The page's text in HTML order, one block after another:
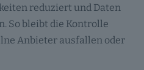
reduziert und Daten
So bleibt die Kontrolle
Anbieter ausfallen oder